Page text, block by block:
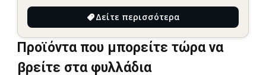
Δείτε περισσότερα
Προϊόντα που μπορείτε τώρα να
βρείτε στα φυλλάδια